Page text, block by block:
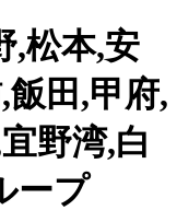
,松本,安
田,甲府,
野湾,白
ープ